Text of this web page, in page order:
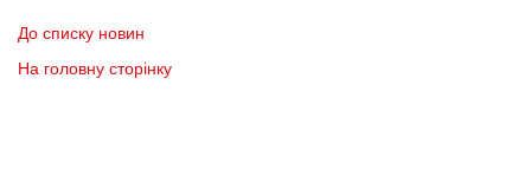
До списку новин
На головну сторінку